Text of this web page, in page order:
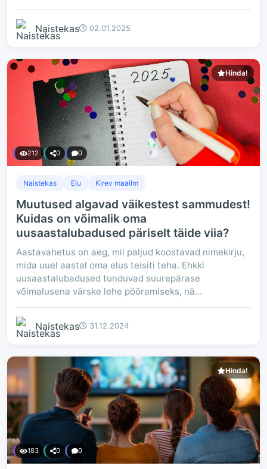
Naistekas 02.01.2025
Hinda!
212 0 0
Naistekas Elu Kirev maailm
Muutused algavad väikestest sammudest!
Kuidas on võimalik oma
uusaastalubadused päriselt täide viia?
Aastavahetus on aeg, mil paljud koostavad nimekirju,
mida uuel aastal oma elus teisiti teha. Ehkki
uusaastalubadused tunduvad suurepärase
võimalusena värske lehe pööramiseks, nä...
Naistekas 31.12.2024
Hinda!
183 0 0